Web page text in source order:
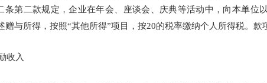
条第二款规定，企业在年会、座谈会、庆典等活动中，向本单位
赠与所得，按照“其他所得”项目，按20的税率缴纳个人所得税。款
收入